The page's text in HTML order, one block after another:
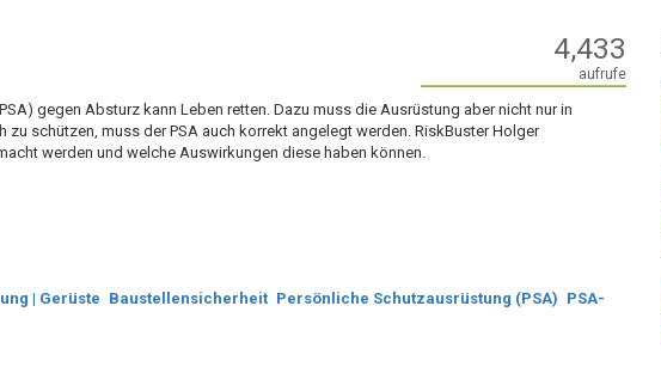
4,433
aufrufe
gegen Absturz kann Leben retten. Dazu muss die Ausrüstung aber nicht nur in
zu schützen, muss der PSA auch korrekt angelegt werden. RiskBuster Holger
werden und welche Auswirkungen diese haben können.
| Gerüste Baustellensicherheit Persönliche Schutzausrüstung (PSA) PSA-